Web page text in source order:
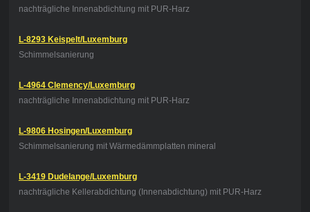
nachträgliche Innenabdichtung mit PUR-Harz
L-8293 Keispelt/Luxemburg
Schimmelsanierung
L-4964 Clemency/Luxemburg
nachträgliche Innenabdichtung mit PUR-Harz
L-9806 Hosingen/Luxemburg
Schimmelsanierung mit Wärmedämmplatten mineral
L-3419 Dudelange/Luxemburg
nachträgliche Kellerabdichtung (Innenabdichtung) mit PUR-Harz